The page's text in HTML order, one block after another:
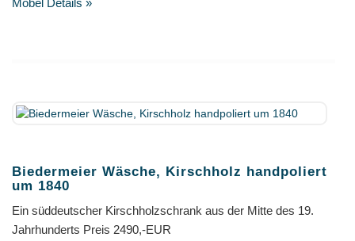
Möbel Details »
Biedermeier Wäsche, Kirschholz handpoliert
um 1840
Ein süddeutscher Kirschholzschrank aus der Mitte des 19.
Jahrhunderts Preis 2490,-EUR